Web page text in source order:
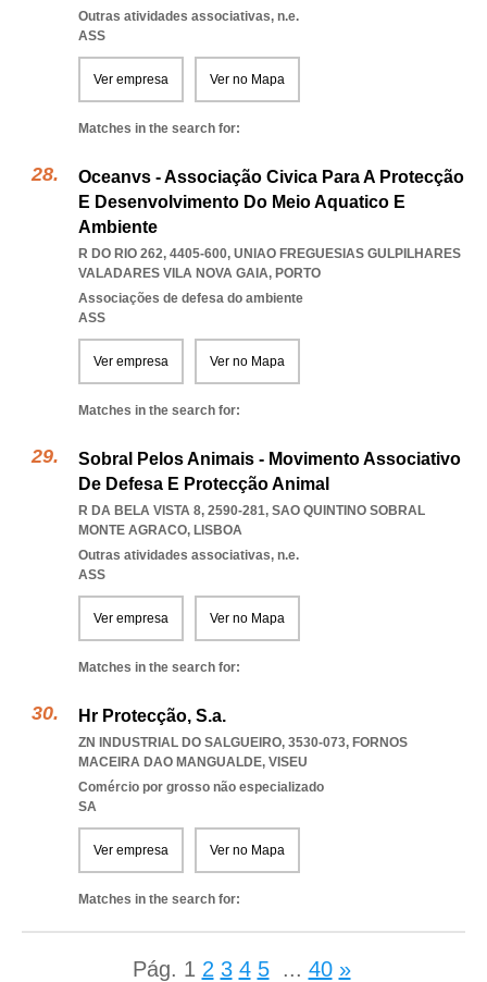
Outras atividades associativas, n.e.
ASS
Ver empresa Ver no Mapa
Matches in the search for:
Oceanvs - Associação Civica Para A Protecção
E Desenvolvimento Do Meio Aquatico E
Ambiente
R DO RIO 262, 4405-600, UNIAO FREGUESIAS GULPILHARES
VALADARES VILA NOVA GAIA, PORTO
Associações de defesa do ambiente
ASS
Ver empresa Ver no Mapa
Matches in the search for:
Sobral Pelos Animais - Movimento Associativo
De Defesa E Protecção Animal
R DA BELA VISTA 8, 2590-281, SAO QUINTINO SOBRAL
MONTE AGRACO, LISBOA
Outras atividades associativas, n.e.
ASS
Ver empresa Ver no Mapa
Matches in the search for:
Hr Protecção, S.a.
ZN INDUSTRIAL DO SALGUEIRO, 3530-073, FORNOS
MACEIRA DAO MANGUALDE, VISEU
Comércio por grosso não especializado
SA
Ver empresa Ver no Mapa
Matches in the search for:
Pág. 1 2 3 4 5 ... 40 »